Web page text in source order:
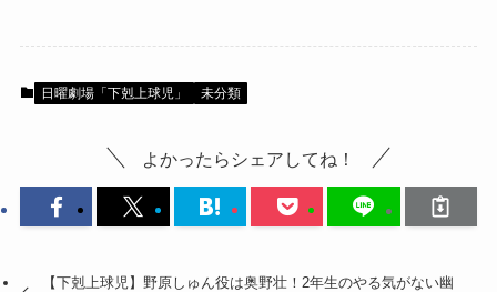
日曜劇場「下剋上球児」 未分類
よかったらシェアしてね！
【下剋上球児】野原しゅん役は奥野壮！2年生のやる気がない幽